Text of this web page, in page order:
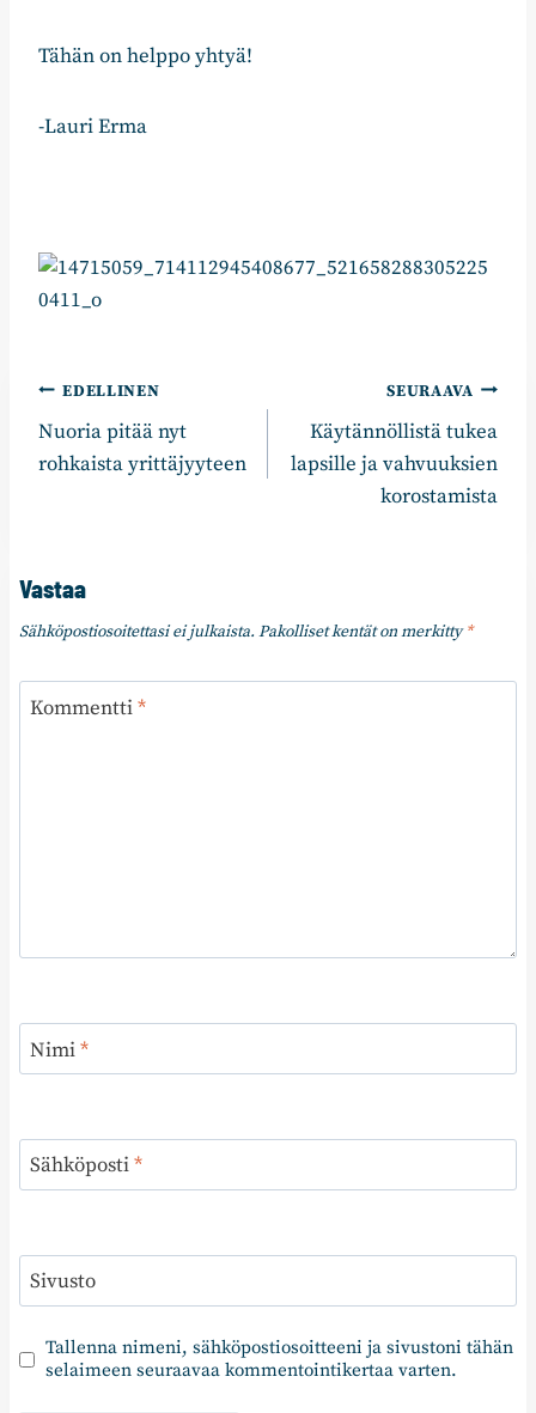
Tähän on helppo yhtyä!
-Lauri Erma
Artikkelien
selaus
EDELLINEN
Nuoria pitää nyt
rohkaista yrittäjyyteen
SEURAAVA
Käytännöllistä tukea
lapsille ja vahvuuksien
korostamista
Vastaa
Sähköpostiosoitettasi ei julkaista. Pakolliset kentät on merkitty*
Kommentti*
Nimi*
Sähköposti*
Sivusto
Tallenna nimeni, sähköpostiosoitteeni ja sivustoni tähän
selaimeen seuraavaa kommentointikertaa varten.